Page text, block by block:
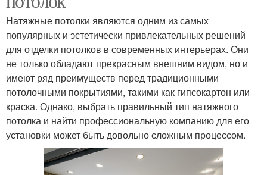
Натяжные потолки являются одним из самых
популярных и эстетически привлекательных решений
для отделки потолков в современных интерьерах. Они
не только обладают прекрасным внешним видом, но и
имеют ряд преимуществ перед традиционными
потолочными покрытиями, такими как гипсокартон или
краска. Однако, выбрать правильный тип натяжного
потолка и найти профессиональную компанию для его
установки может быть довольно сложным процессом.